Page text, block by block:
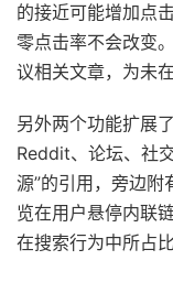
的接近可能增加点
零点击率不会改变
议相关文章，为未
另外两个功能扩展
Reddit、论坛、社
源”的引用，旁边
览在用户悬停内联
在搜索行为中所占